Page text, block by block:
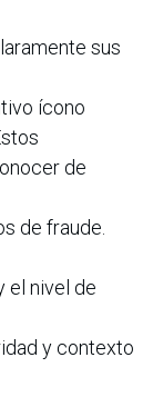
sus
ícono
de
de fraude.
el nivel de
y contexto